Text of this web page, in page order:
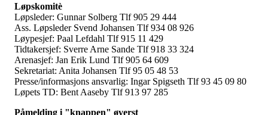
Løpskomitè
Løpsleder: Gunnar Solberg Tlf 905 29 444
Ass. Løpsleder Svend Johansen Tlf 934 08 926
Løypesjef: Paal Lefdahl Tlf 915 11 429
Tidtakersjef: Sverre Arne Sande Tlf 918 33 324
Arenasjef: Jan Erik Lund Tlf 905 64 609
Sekretariat: Anita Johansen Tlf 95 05 48 53
Presse/informasjons ansvarlig: Ingar Spigseth Tlf 93 45 09 80
Løpets TD: Bent Aaseby Tlf 913 97 285
Påmelding i "knappen" øverst